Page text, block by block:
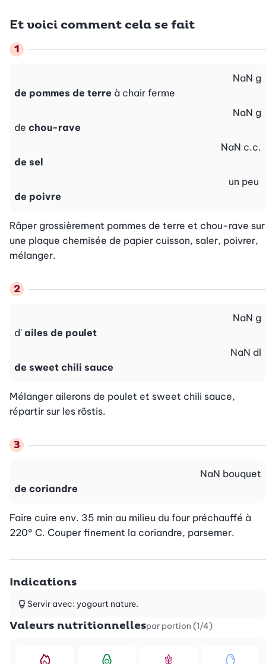
Et voici comment cela se fait
de pommes de terre à chair ferme
NaN g
de chou-rave
NaN g
de sel
NaN c.c.
de poivre
un peu
Râper grossièrement pommes de terre et chou-rave sur
une plaque chemisée de papier cuisson, saler, poivrer,
mélanger.
d' ailes de poulet
NaN g
de sweet chili sauce
NaN dl
Mélanger ailerons de poulet et sweet chili sauce,
répartir sur les röstis.
de coriandre
NaN bouquet
Faire cuire env. 35 min au milieu du four préchauffé à
220° C. Couper finement la coriandre, parsemer.
Indications
Servir avec: yogourt nature.
Valeurs nutritionnellespar portion (1/4)